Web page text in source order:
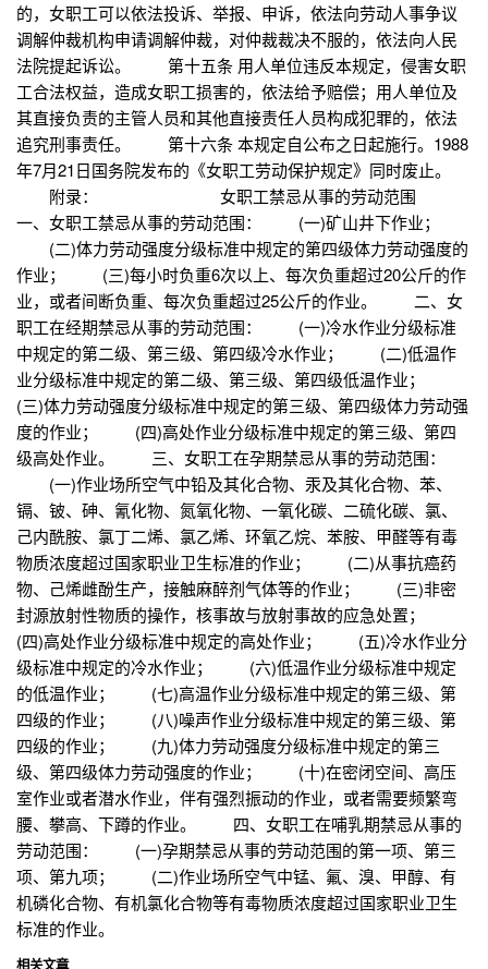
的，女职工可以依法投诉、举报、申诉，依法向劳动人事争议
调解仲裁机构申请调解仲裁，对仲裁裁决不服的，依法向人民
法院提起诉讼。 第十五条 用人单位违反本规定，侵害女职
工合法权益，造成女职工损害的，依法给予赔偿；用人单位及
其直接负责的主管人员和其他直接责任人员构成犯罪的，依法
追究刑事责任。 第十六条 本规定自公布之日起施行。1988
年7月21日国务院发布的《女职工劳动保护规定》同时废止。
附录： 女职工禁忌从事的劳动范围
一、女职工禁忌从事的劳动范围： (一)矿山井下作业；
(二)体力劳动强度分级标准中规定的第四级体力劳动强度的
作业； (三)每小时负重6次以上、每次负重超过20公斤的作
业，或者间断负重、每次负重超过25公斤的作业。 二、女
职工在经期禁忌从事的劳动范围： (一)冷水作业分级标准
中规定的第二级、第三级、第四级冷水作业； (二)低温作
业分级标准中规定的第二级、第三级、第四级低温作业；
(三)体力劳动强度分级标准中规定的第三级、第四级体力劳动强
度的作业； (四)高处作业分级标准中规定的第三级、第四
级高处作业。 三、女职工在孕期禁忌从事的劳动范围：
(一)作业场所空气中铅及其化合物、汞及其化合物、苯、
镉、铍、砷、氰化物、氮氧化物、一氧化碳、二硫化碳、氯、
己内酰胺、氯丁二烯、氯乙烯、环氧乙烷、苯胺、甲醛等有毒
物质浓度超过国家职业卫生标准的作业； (二)从事抗癌药
物、己烯雌酚生产，接触麻醉剂气体等的作业； (三)非密
封源放射性物质的操作，核事故与放射事故的应急处置；
(四)高处作业分级标准中规定的高处作业； (五)冷水作业分
级标准中规定的冷水作业； (六)低温作业分级标准中规定
的低温作业； (七)高温作业分级标准中规定的第三级、第
四级的作业； (八)噪声作业分级标准中规定的第三级、第
四级的作业； (九)体力劳动强度分级标准中规定的第三
级、第四级体力劳动强度的作业； (十)在密闭空间、高压
室作业或者潜水作业，伴有强烈振动的作业，或者需要频繁弯
腰、攀高、下蹲的作业。 四、女职工在哺乳期禁忌从事的
劳动范围： (一)孕期禁忌从事的劳动范围的第一项、第三
项、第九项； (二)作业场所空气中锰、氟、溴、甲醇、有
机磷化合物、有机氯化合物等有毒物质浓度超过国家职业卫生
标准的作业。
相关文章